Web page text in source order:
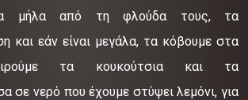
τα μήλα από τη φλούδα τους, τα
και εάν είναι μεγάλα, τα κόβουμε στα
τα κουκούτσια και τα
σε νερό που έχουμε στύψει λεμόνι, για